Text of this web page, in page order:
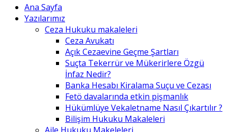
Ana Sayfa
Yazılarımız
Ceza Hukuku makaleleri
Ceza Avukatı
Açık Cezaevine Geçme Şartları
Suçta Tekerrür ve Mükerirlere Özgü
İnfaz Nedir?
Banka Hesabı Kiralama Suçu ve Cezası
Fetö davalarında etkin pişmanlık
Hükümlüye Vekaletname Nasıl Çıkartılır ?
Bilişim Hukuku Makaleleri